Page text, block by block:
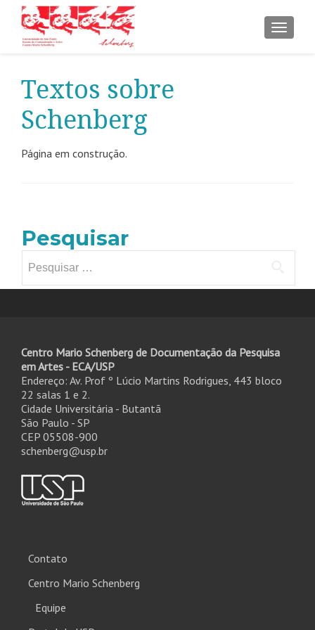
Textos sobre
Schenberg
Página em construção.
Pesquisar
por:
Centro Mario Schenberg de Documentação da Pesquisa
em Artes - ECA/USP
Endereço: Av. Prof º Lúcio Martins Rodrigues, 443 bloco
22 salas 1 e 2.
Cidade Universitária - Butantã
São Paulo - SP
CEP 05508-900
schenberg@usp.br
Contato
Centro Mario Schenberg
Equipe